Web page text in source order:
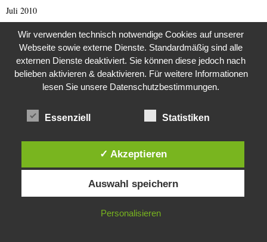
Juli 2010
August 2009
März 2009
September 2001
August 1997
September 1989
August 1984
Diese Website verwendet Cookies. Durch die weitere Nutzung dieser
Website stimmst du der Verwendung von Cookies zu.
IN ORDNUNG
Wir verwenden technisch notwendige Cookies auf unserer
Webseite sowie externe Dienste. Standardmäßig sind alle
externen Dienste deaktiviert. Sie können diese jedoch nach
belieben aktivieren & deaktivieren. Für weitere Informationen
lesen Sie unsere Datenschutzbestimmungen.
Essenziell Statistiken
✓ Akzeptieren
Auswahl speichern
Personalisieren